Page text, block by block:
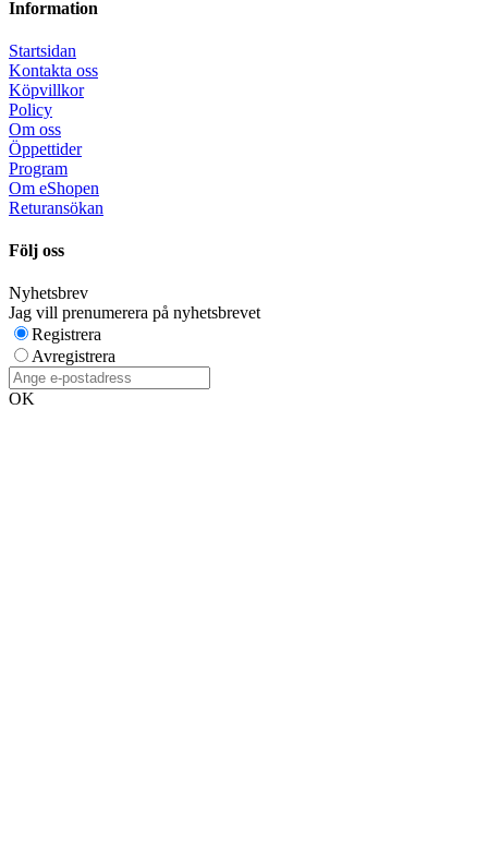
Information
Startsidan
Kontakta oss
Köpvillkor
Policy
Om oss
Öppettider
Program
Om eShopen
Returansökan
Följ oss
Nyhetsbrev
Jag vill prenumerera på nyhetsbrevet
Registrera
Avregistrera
OK